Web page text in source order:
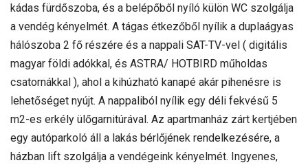
kádas fürdőszoba, és a belépőből nyíló külön WC szolgálja
a vendég kényelmét. A tágas étkezőből nyílik a duplaágyas
hálószoba 2 fő részére és a nappali SAT-TV-vel ( digitális
magyar földi adókkal, és ASTRA/ HOTBIRD műholdas
csatornákkal ), ahol a kihúzható kanapé akár pihenésre is
lehetőséget nyújt. A nappaliból nyílik egy déli fekvésű 5
m2-es erkély ülőgarnitúrával. Az apartmanház zárt kertjében
egy autóparkoló áll a lakás bérlőjének rendelkezésére, a
házban lift szolgálja a vendégeink kényelmét. Ingyenes,